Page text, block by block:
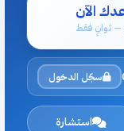
الآن
— ثوانٍ فقط
سجّل الدخول
استشارة